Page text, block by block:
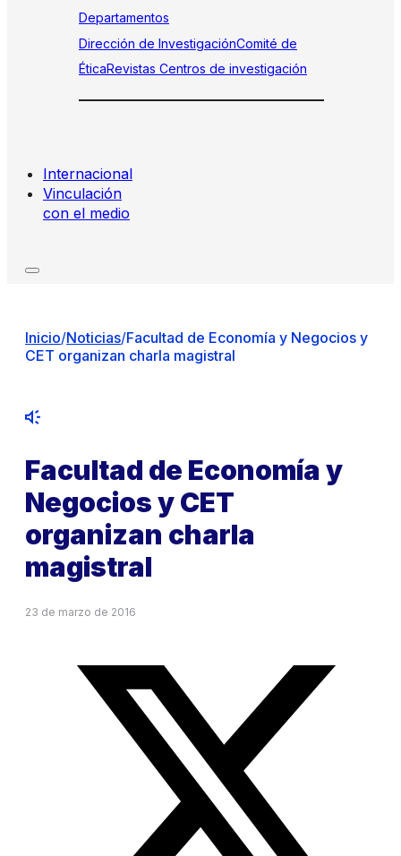
Departamentos
Dirección de InvestigaciónComité de
ÉticaRevistas Centros de investigación
Internacional
Vinculación
con el medio
Inicio/Noticias/Facultad de Economía y Negocios y
CET organizan charla magistral
Facultad de Economía y
Negocios y CET
organizan charla
magistral
23 de marzo de 2016